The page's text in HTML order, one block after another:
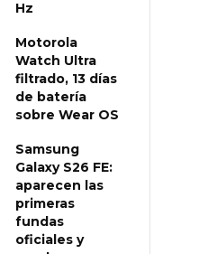
Hz
Motorola
Watch Ultra
filtrado, 13 días
de batería
sobre Wear OS
Samsung
Galaxy S26 FE:
aparecen las
primeras
fundas
oficiales y